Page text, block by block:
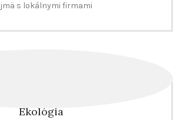
s lokálnymi firmami
Ekológia